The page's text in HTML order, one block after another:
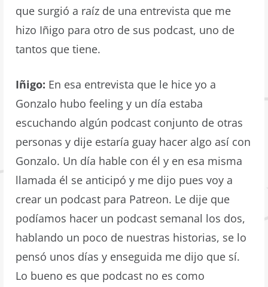
que surgió a raíz de una entrevista que me
hizo Iñigo para otro de sus podcast, uno de
tantos que tiene.
Iñigo: En esa entrevista que le hice yo a
Gonzalo hubo feeling y un día estaba
escuchando algún podcast conjunto de otras
personas y dije estaría guay hacer algo así con
Gonzalo. Un día hable con él y en esa misma
llamada él se anticipó y me dijo pues voy a
crear un podcast para Patreon. Le dije que
podíamos hacer un podcast semanal los dos,
hablando un poco de nuestras historias, se lo
pensó unos días y enseguida me dijo que sí.
Lo bueno es que podcast no es como